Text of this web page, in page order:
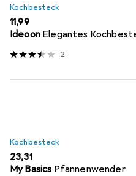
Kochbesteck
EUR
11,99
Ideoon Elegantes
2
Kochbesteck
EUR
23,31
My Basics Pfannenwender